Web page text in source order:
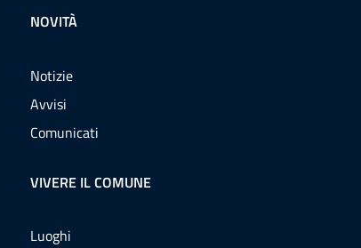
NOVITÀ
Notizie
Avvisi
Comunicati
VIVERE IL COMUNE
Luoghi